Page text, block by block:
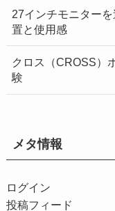
27インチモニター
置と使用感
クロス（CROSS）
験
メタ情報
ログイン
投稿フィード